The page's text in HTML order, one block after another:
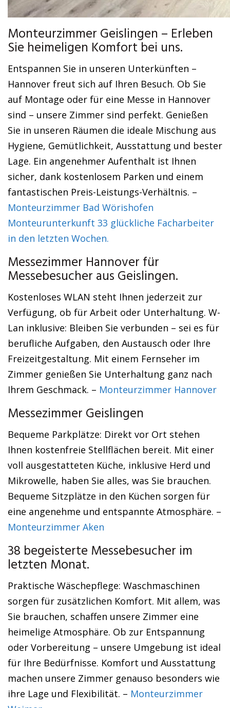
Monteurzimmer Geislingen – Erleben
Sie heimeligen Komfort bei uns.
Entspannen Sie in unseren Unterkünften –
Hannover freut sich auf Ihren Besuch. Ob Sie
auf Montage oder für eine Messe in Hannover
sind – unsere Zimmer sind perfekt. Genießen
Sie in unseren Räumen die ideale Mischung aus
Hygiene, Gemütlichkeit, Ausstattung und bester
Lage. Ein angenehmer Aufenthalt ist Ihnen
sicher, dank kostenlosem Parken und einem
fantastischen Preis-Leistungs-Verhältnis. –
Monteurzimmer Bad Wörishofen
Monteurunterkunft 33 glückliche Facharbeiter
in den letzten Wochen.
Messezimmer Hannover für
Messebesucher aus Geislingen.
Kostenloses WLAN steht Ihnen jederzeit zur
Verfügung, ob für Arbeit oder Unterhaltung. W-
Lan inklusive: Bleiben Sie verbunden – sei es für
berufliche Aufgaben, den Austausch oder Ihre
Freizeitgestaltung. Mit einem Fernseher im
Zimmer genießen Sie Unterhaltung ganz nach
Ihrem Geschmack. – Monteurzimmer Hannover
Messezimmer Geislingen
Bequeme Parkplätze: Direkt vor Ort stehen
Ihnen kostenfreie Stellflächen bereit. Mit einer
voll ausgestatteten Küche, inklusive Herd und
Mikrowelle, haben Sie alles, was Sie brauchen.
Bequeme Sitzplätze in den Küchen sorgen für
eine angenehme und entspannte Atmosphäre. –
Monteurzimmer Aken
38 begeisterte Messebesucher im
letzten Monat.
Praktische Wäschepflege: Waschmaschinen
sorgen für zusätzlichen Komfort. Mit allem, was
Sie brauchen, schaffen unsere Zimmer eine
heimelige Atmosphäre. Ob zur Entspannung
oder Vorbereitung – unsere Umgebung ist ideal
für Ihre Bedürfnisse. Komfort und Ausstattung
machen unsere Zimmer genauso besonders wie
ihre Lage und Flexibilität. – Monteurzimmer